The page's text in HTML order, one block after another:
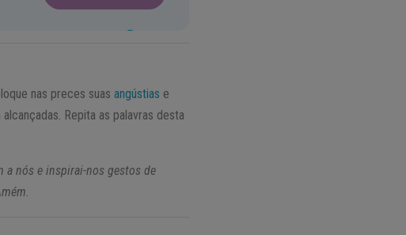
nas preces suasangústias e
Repita as palavras desta
a nós e inspirai-nos gestos de